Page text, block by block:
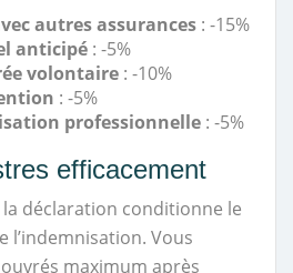
autres assurances : -15%
anticipé : -5%
volontaire : -10%
: -5%
professionnelle : -5%
efficacement
déclaration conditionne le
l’indemnisation. Vous
maximum après